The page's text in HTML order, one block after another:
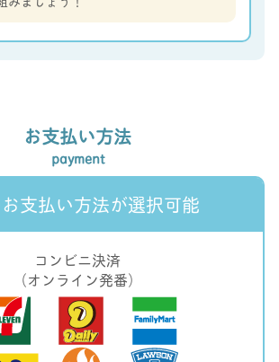
お支払い方法
payment
支払い方法が選択可能
コンビニ決済
（オンライン発番）